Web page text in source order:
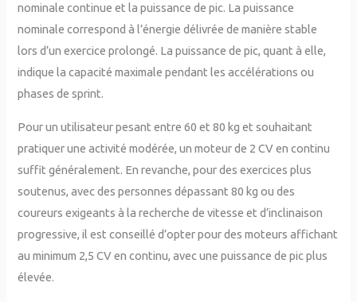
nominale continue et la puissance de pic. La puissance
nominale correspond à l’énergie délivrée de manière stable
lors d’un exercice prolongé. La puissance de pic, quant à elle,
indique la capacité maximale pendant les accélérations ou
phases de sprint.
Pour un utilisateur pesant entre 60 et 80 kg et souhaitant
pratiquer une activité modérée, un moteur de 2 CV en continu
suffit généralement. En revanche, pour des exercices plus
soutenus, avec des personnes dépassant 80 kg ou des
coureurs exigeants à la recherche de vitesse et d’inclinaison
progressive, il est conseillé d’opter pour des moteurs affichant
au minimum 2,5 CV en continu, avec une puissance de pic plus
élevée.